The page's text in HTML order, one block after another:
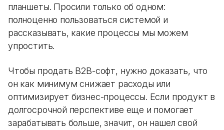
планшеты. Просили только об одном:
полноценно пользоваться системой и
рассказывать, какие процессы мы можем
упростить.
Чтобы продать B2B-софт, нужно доказать, что
он как минимум снижает расходы или
оптимизирует бизнес-процессы. Если продукт в
долгосрочной перспективе еще и помогает
зарабатывать больше, значит, он нашел свой